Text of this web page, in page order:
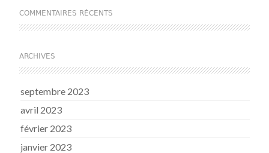
COMMENTAIRES RÉCENTS
ARCHIVES
septembre 2023
avril 2023
février 2023
janvier 2023